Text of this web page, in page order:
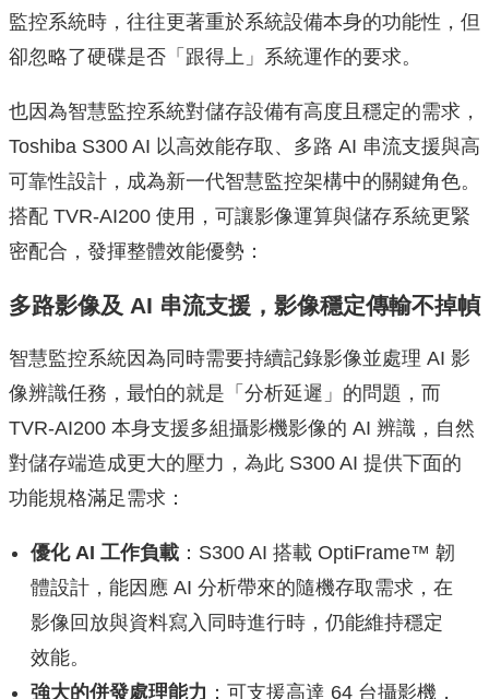
監控系統時，往往更著重於系統設備本身的功能性，但
卻忽略了硬碟是否「跟得上」系統運作的要求。
也因為智慧監控系統對儲存設備有高度且穩定的需求，
Toshiba S300 AI 以高效能存取、多路 AI 串流支援與高
可靠性設計，成為新一代智慧監控架構中的關鍵角色。
搭配 TVR-AI200 使用，可讓影像運算與儲存系統更緊
密配合，發揮整體效能優勢：
多路影像及 AI 串流支援，影像穩定傳輸不掉幀
智慧監控系統因為同時需要持續記錄影像並處理 AI 影
像辨識任務，最怕的就是「分析延遲」的問題，而
TVR-AI200 本身支援多組攝影機影像的 AI 辨識，自然
對儲存端造成更大的壓力，為此 S300 AI 提供下面的
功能規格滿足需求：
優化AI 工作負載 ：S300 AI 搭載 OptiFrame™ 韌
體設計，能因應 AI 分析帶來的隨機存取需求，在
影像回放與資料寫入同時進行時，仍能維持穩定
效能。
強大的併發處理能力 ：可支援高達 64 台攝影機，